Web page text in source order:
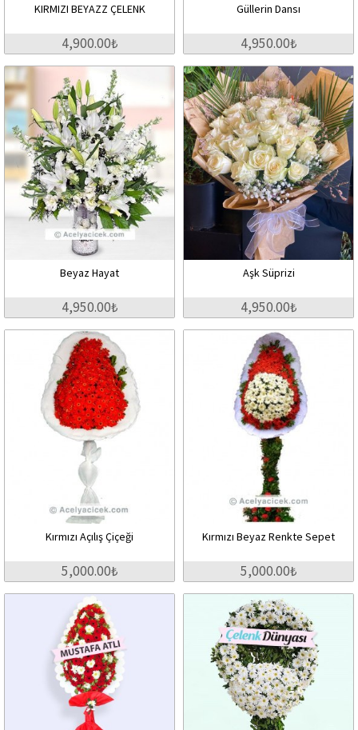
KIRMIZI BEYAZZ ÇELENK
4,900.00₺
Güllerin Dansı
4,950.00₺
Beyaz Hayat
4,950.00₺
Aşk Süprizi
4,950.00₺
Kırmızı Açılış Çiçeği
5,000.00₺
Kırmızı Beyaz Renkte Sepet
5,000.00₺